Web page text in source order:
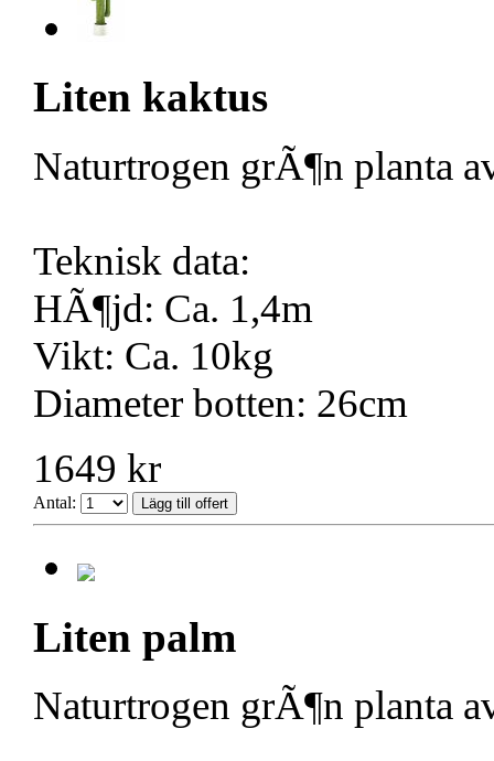
Liten kaktus
Naturtrogen grÃ¶n planta
Teknisk data:
HÃ¶jd: Ca. 1,4m
Vikt: Ca. 10kg
Diameter botten: 26cm
1649 kr
Antal:
Liten palm
Naturtrogen grÃ¶n planta